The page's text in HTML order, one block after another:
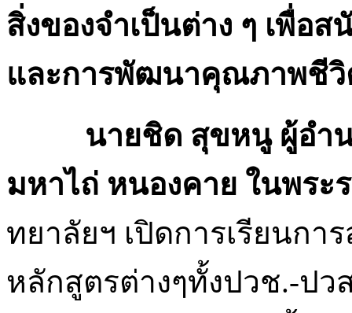
สิ่งของจำเป็นต่าง ๆ เพื่อ
และการพัฒนาคุณภาพชีวิ
นายชิด สุขหนู ผู้อำนว
มหาไถ่ หนองคาย ในพระ
ทยาลัยฯ เปิดการเรียนกา
หลักสูตรต่างๆทั้งปวช.-ปว